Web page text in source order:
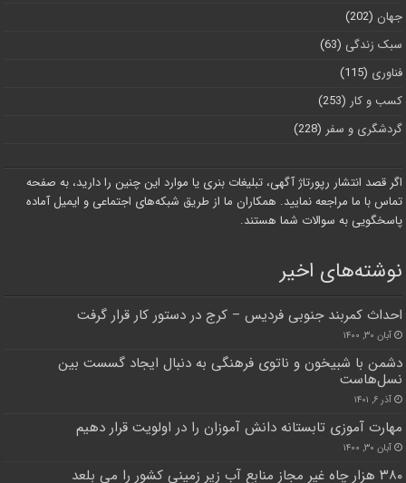
جهان (202)
سبک زندگی (63)
فناوری (115)
کسب و کار (253)
گردشگری و سفر (228)
اگر قصد انتشار رپورتاژ آگهی، تبلیغات بنری یا موارد این چنین را دارید، به صفحه
تماس با ما مراجعه نمایید. همکاران ما از طریق شبکه‌های اجتماعی و ایمیل آماده
پاسخگویی به سوالات شما هستند.
نوشته‌های اخیر
احداث کمربند جنوبی فردیس – کرج در دستور کار قرار گرفت
آبان ۳۰, ۱۴۰۰
‌دشمن با شبیخون و ناتوی فرهنگی به دنبال ایجاد گسست بین
نسل‌هاست
آذر ۶, ۱۴۰۱
مهارت آموزی تابستانه دانش آموزان را در اولویت قرار دهیم
آبان ۳۰, ۱۴۰۰
۳۸۰ هزار چاه غیر مجاز منابع آب زیر زمینی کشور را می بلعد